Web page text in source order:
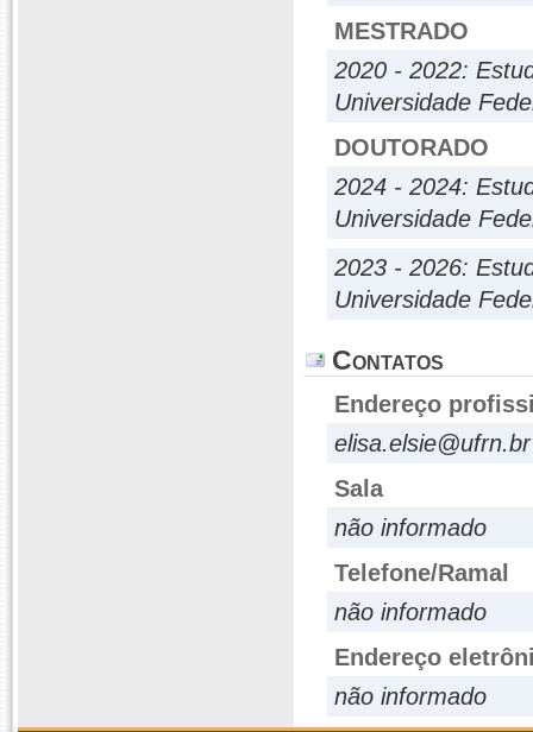
MESTRADO
2020 - 2022:
Universidade
DOUTORADO
2024 - 2024:
Universidade
2023 - 2026:
Universidade
Contatos
Endereço
elisa.elsie@ufrn.br
Sala
não informado
Telefone/Ramal
não informado
Endereço
não informado